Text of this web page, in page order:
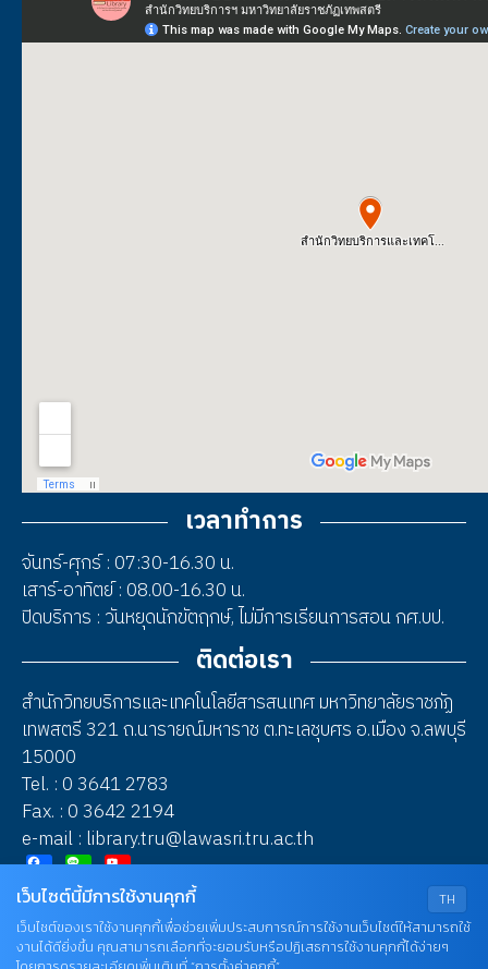
เวลาทำการ
จันทร์-ศุกร์ : 07:30-16.30 น.
เสาร์-อาทิตย์ : 08.00-16.30 น.
ปิดบริการ : วันหยุดนักขัตฤกษ์, ไม่มีการเรียนการสอน กศ.บป.
ติดต่อเรา
สำนักวิทยบริการและเทคโนโลยีสารสนเทศ มหาวิทยาลัยราชภัฏ
เทพสตรี 321 ถ.นารายณ์มหาราช ต.ทะเลชุบศร อ.เมือง จ.ลพบุรี
15000
Tel. : 0 3641 2783
Fax. : 0 3642 2194
e-mail : library.tru@lawasri.tru.ac.th
Facebook
Line YouTube
2023 © Thepsatri Rajabhat University
TH
เว็บไซต์นี้มีการใช้งานคุกกี้
เว็บไซต์ของเราใช้งานคุกกี้เพื่อช่วยเพิ่มประสบการณ์การใช้งานเว็บไซต์ให้สามารถใช้
งานได้ดียิ่งขึ้น คุณสามารถเลือกที่จะยอมรับหรือปฏิเสธการใช้งานคุกกี้ได้ง่ายๆ